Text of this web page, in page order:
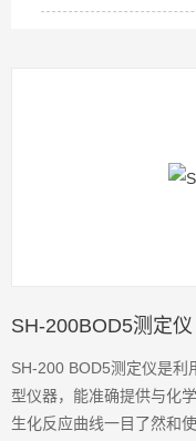
SH-200BOD5测定仪
SH-200 BOD5测定仪是利
型仪器，能准确提供与化
生化反应曲线一目了然和